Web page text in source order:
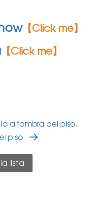
【Click me】
【Click me】
alfombra del piso.
piso
lista